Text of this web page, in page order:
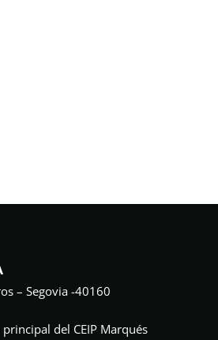
– Segovia -40160
del CEIP Marqués